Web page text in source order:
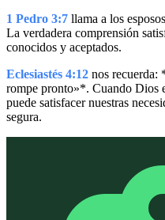
1 Pedro 3:7 llama a los
La verdadera comprensión
conocidos y aceptados.
Eclesiastés 4:12 nos recuerda:
rompe pronto»*. Cuando Dios
puede satisfacer nuestras
segura.